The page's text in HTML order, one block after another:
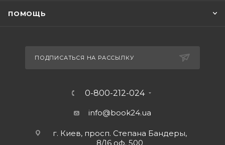
ПОМОЩЬ
ПОДПИСАТЬСЯ НА РАССЫЛКУ
0-800-212-024
info@book24.ua
г. Киев, просп. Степана Бандеры,
8/16 оф. 500